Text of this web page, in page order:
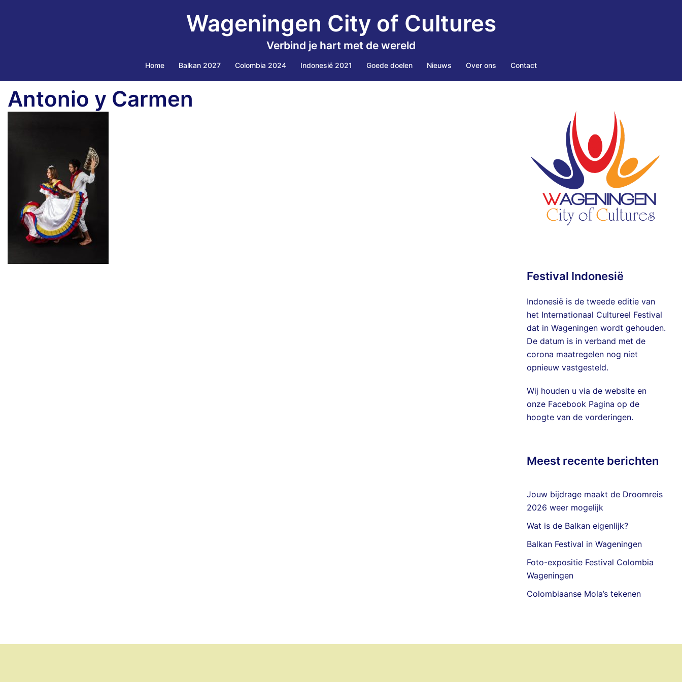
Wageningen City of Cultures
Verbind je hart met de wereld
Home Balkan 2027 Colombia 2024 Indonesië 2021 Goede doelen Nieuws Over ons Contact
Antonio y Carmen
Festival Indonesië
Indonesië is de tweede editie van
het Internationaal Cultureel Festival
dat in Wageningen wordt gehouden.
De datum is in verband met de
corona maatregelen nog niet
opnieuw vastgesteld.
Wij houden u via de website en
onze Facebook Pagina op de
hoogte van de vorderingen.
Meest recente berichten
Jouw bijdrage maakt de Droomreis
2026 weer mogelijk
Wat is de Balkan eigenlijk?
Balkan Festival in Wageningen
Foto-expositie Festival Colombia
Wageningen
Colombiaanse Mola’s tekenen